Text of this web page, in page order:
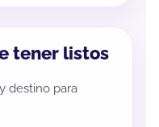
tener listos
destino para